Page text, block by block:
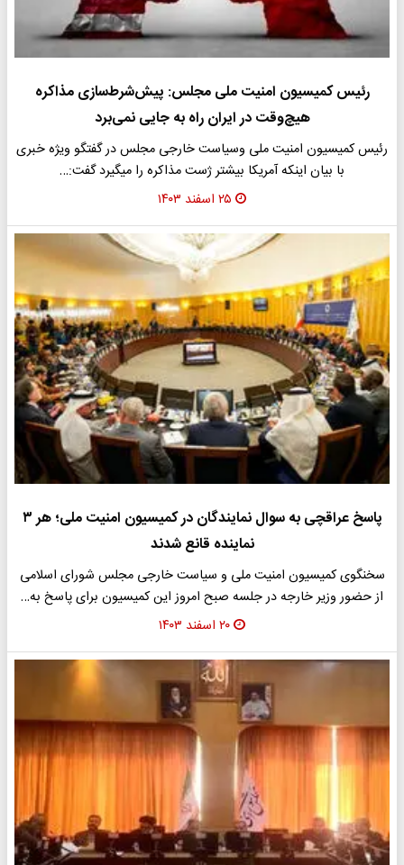
رئیس کمیسیون امنیت ملی مجلس: پیش‌شرط‌سازی مذاکره
هیچ‌وقت در ایران راه به جایی نمی‌برد
رئیس کمیسیون امنیت ملی وسیاست خارجی مجلس در گفتگو ویژه خبری
با بیان اینکه آمریکا بیشتر ژست مذاکره را میگیرد گفت:…
۲۵ اسفند ۱۴۰۳
پاسخ عراقچی به سوال نمایندگان در کمیسیون امنیت ملی؛ هر ۳
نماینده قانع شدند
سخنگوی کمیسیون امنیت ملی و سیاست خارجی مجلس شورای اسلامی
از حضور وزیر خارجه در جلسه صبح امروز این کمیسیون برای پاسخ به…
۲۰ اسفند ۱۴۰۳